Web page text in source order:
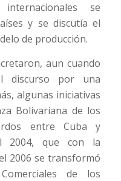
se
y se discutía el
de producción.
aun cuando
discurso por una
algunas iniciativas
Bolivariana de los
entre Cuba y
2004, que con la
2006 se transformó
de los